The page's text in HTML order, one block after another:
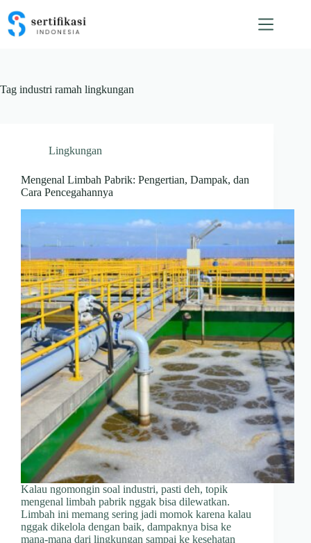
content
Tag industri ramah lingkungan
Lingkungan
Mengenal Limbah Pabrik: Pengertian, Dampak, dan
Cara Pencegahannya
Kalau ngomongin soal industri, pasti deh, topik
mengenal limbah pabrik nggak bisa dilewatkan.
Limbah ini memang sering jadi momok karena kalau
nggak dikelola dengan baik, dampaknya bisa ke
mana-mana dari lingkungan sampai ke kesehatan